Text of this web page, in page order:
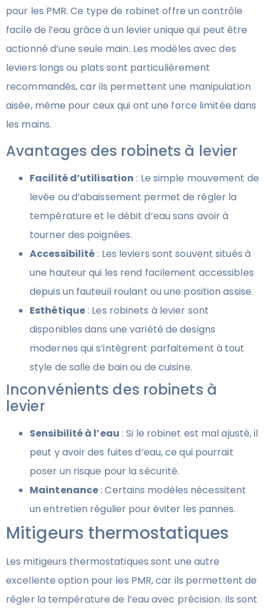
pour les PMR. Ce type de robinet offre un contrôle
facile de l’eau grâce à un levier unique qui peut être
actionné d’une seule main. Les modèles avec des
leviers longs ou plats sont particulièrement
recommandés, car ils permettent une manipulation
aisée, même pour ceux qui ont une force limitée dans
les mains.
Avantages des robinets à levier
Facilité d’utilisation : Le simple mouvement de
levée ou d’abaissement permet de régler la
température et le débit d’eau sans avoir à
tourner des poignées.
Accessibilité: Les leviers sont souvent situés à
une hauteur qui les rend facilement accessibles
depuis un fauteuil roulant ou une position assise.
Esthétique: Les robinets à levier sont
disponibles dans une variété de designs
modernes qui s’intègrent parfaitement à tout
style de salle de bain ou de cuisine.
Inconvénients des robinets à
levier
Sensibilité à l’eau : Si le robinet est mal ajusté, il
peut y avoir des fuites d’eau, ce qui pourrait
poser un risque pour la sécurité.
Maintenance: Certains modèles nécessitent
un entretien régulier pour éviter les pannes.
Mitigeurs thermostatiques
Les mitigeurs thermostatiques sont une autre
excellente option pour les PMR, car ils permettent de
régler la température de l’eau avec précision. Ils sont